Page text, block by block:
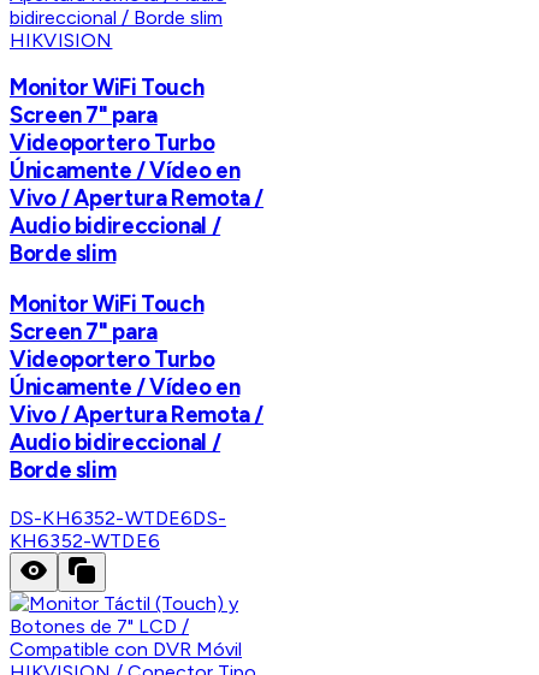
HIKVISION
Monitor WiFi Touch
Screen 7" para
Videoportero Turbo
Únicamente / Vídeo en
Vivo / Apertura Remota /
Audio bidireccional /
Borde slim
Monitor WiFi Touch
Screen 7" para
Videoportero Turbo
Únicamente / Vídeo en
Vivo / Apertura Remota /
Audio bidireccional /
Borde slim
DS-KH6352-WTDE6DS-
KH6352-WTDE6